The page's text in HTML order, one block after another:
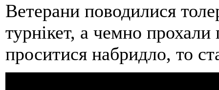
Ветерани поводилися
турнікет, а чемно
проситися набридло, то